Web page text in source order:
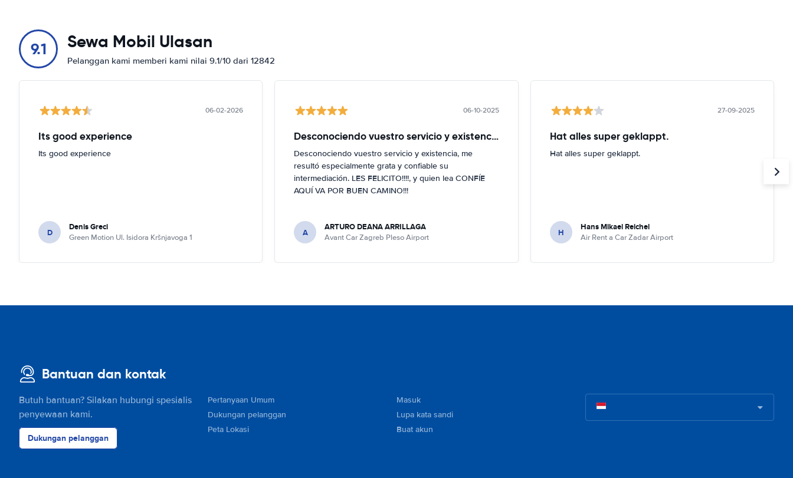
9.1 Sewa Mobil Ulasan
Pelanggan kami memberi kami nilai 9.1/10 dari 12842
06-02-2026
Its good experience
Its good experience
D Denis Greci
Green Motion Ul. Isidora Kršnjavoga 1
06-10-2025
Desconociendo vuestro servicio y existencia
Desconociendo vuestro servicio y existencia, me
resultó especialmente grata y confiable su
intermediación. LES FELICITO!!!!, y quien lea CONFÍE
AQUÍ VA POR BUEN CAMINO!!!
A ARTURO DEANA ARRILLAGA
Avant Car Zagreb Pleso Airport
27-09-2025
Hat alles super geklappt.
Hat alles super geklappt.
H Hans Mikael Reichel
Air Rent a Car Zadar Airport
Bantuan dan kontak
Butuh bantuan? Silakan hubungi spesialis
penyewaan kami.
Dukungan pelanggan
Pertanyaan Umum
Dukungan pelanggan
Peta Lokasi
Masuk
Lupa kata sandi
Buat akun